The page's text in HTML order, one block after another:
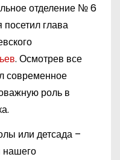
отделение № 6
глава
. Осмотрев все
современное
роль в
или детсада –
нашего